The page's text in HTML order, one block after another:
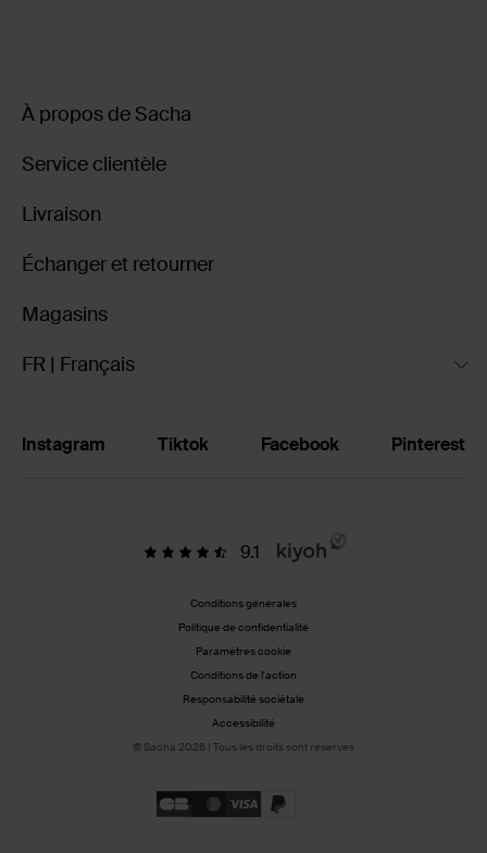
À propos de Sacha
Service clientèle
Livraison
Échanger et retourner
Magasins
FR | Français
Instagram Tiktok Facebook Pinterest
9.1
Conditions générales
Politique de confidentialité
Paramètres cookie
Conditions de l'action
Responsabilité sociétale
Accessibilité
© Sacha 2026 | Tous les droits sont réservés